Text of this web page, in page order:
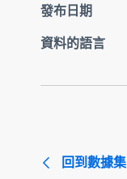
發布日期
資料的語言
回到數據集